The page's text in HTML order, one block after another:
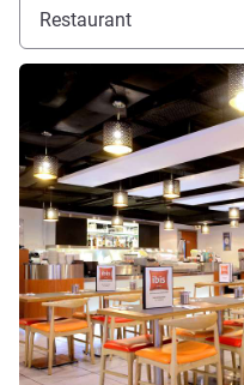
Restaurant
Meer informatie